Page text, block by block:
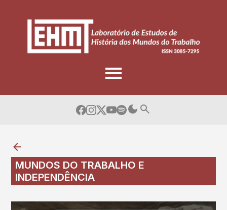
MUNDOS DO TRABALHO E
INDEPENDÊNCIA